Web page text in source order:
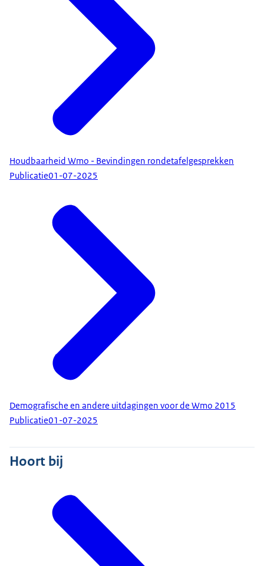
Houdbaarheid Wmo - Bevindingen rondetafelgesprekken
Publicatie01-07-2025
Demografische en andere uitdagingen voor de Wmo 2015
Publicatie01-07-2025
Hoort bij